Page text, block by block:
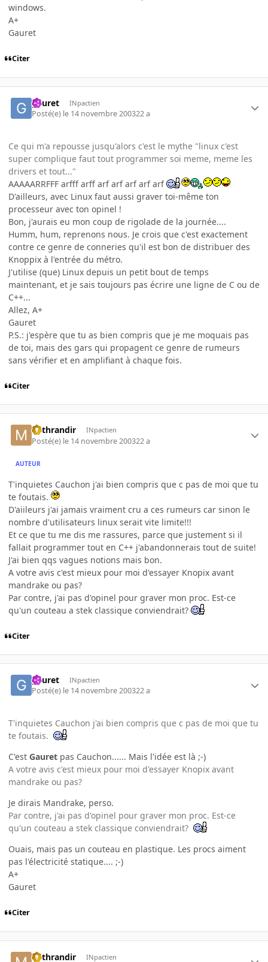
windows.
A+
Gauret
Citer
gauret INpactien
Posté(e) le 14 novembre 200322 a
Ce qui m'a repousse jusqu'alors c'est le mythe "linux c'est
super complique faut tout programmer soi meme, meme les
drivers et tout..."
AAAAARRFFF arfff arff arf arf arf arf arf
D'ailleurs, avec Linux faut aussi graver toi-même ton
processeur avec ton opinel !
Bon, j'aurais eu mon coup de rigolade de la journée....
Humm, hum, reprenons nous. Je crois que c'est exactement
contre ce genre de conneries qu'il est bon de distribuer des
Knoppix à l'entrée du métro.
J'utilise (que) Linux depuis un petit bout de temps
maintenant, et je sais toujours pas écrire une ligne de C ou de
C++...
Allez, A+
Gauret
P.S.: j'espère que tu as bien compris que je me moquais pas
de toi, mais des gars qui propagent ce genre de rumeurs
sans vérifier et en amplifiant à chaque fois.
Citer
Mithrandir INpactien
Posté(e) le 14 novembre 200322 a
AUTEUR
T'inquietes Cauchon j'ai bien compris que c pas de moi que tu
te foutais.
D'aiileurs j'ai jamais vraiment cru a ces rumeurs car sinon le
nombre d'utilisateurs linux serait vite limite!!!
Et ce que tu me dis me rassures, parce que justement si il
fallait programmer tout en C++ j'abandonnerais tout de suite!
J'ai bien qqs vagues notions mais bon.
A votre avis c'est mieux pour moi d'essayer Knopix avant
mandrake ou pas?
Par contre, j'ai pas d'opinel pour graver mon proc. Est-ce
qu'un couteau a stek classique conviendrait?
Citer
gauret INpactien
Posté(e) le 14 novembre 200322 a
T'inquietes Cauchon j'ai bien compris que c pas de moi que tu
te foutais.
C'est Gauret pas Cauchon...... Mais l'idée est là ;-)
A votre avis c'est mieux pour moi d'essayer Knopix avant
mandrake ou pas?
Je dirais Mandrake, perso.
Par contre, j'ai pas d'opinel pour graver mon proc. Est-ce
qu'un couteau a stek classique conviendrait?
Ouais, mais pas un couteau en plastique. Les procs aiment
pas l'électricité statique.... ;-)
A+
Gauret
Citer
Mithrandir INpactien